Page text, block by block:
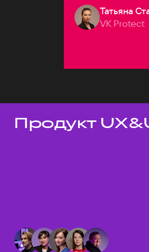
Татьяна
VK Protect
Темы докладов
Продукт